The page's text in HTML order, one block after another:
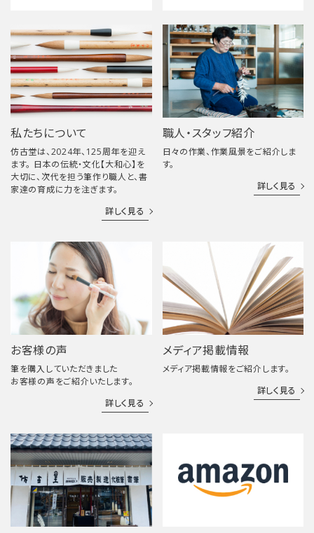
私たちについて
仿古堂は、2024年、125周年を迎え
ます。 日本の伝統・文化【大和心】を
大切に、次代を担う筆作り職人と、書
家達の育成に力を注ぎます。
詳しく見る
職人・スタッフ紹介
日々の作業、作業風景をご紹介しま
す。
詳しく見る
お客様の声
筆を購入していただきました
お客様の声をご紹介いたします。
詳しく見る
メディア掲載情報
メディア掲載情報をご紹介します。
詳しく見る